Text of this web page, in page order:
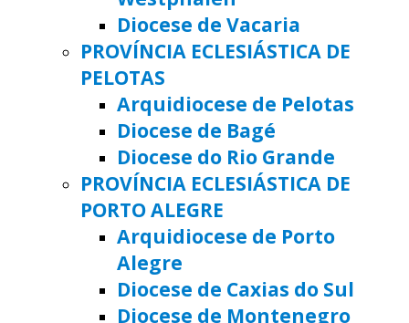
Diocese de Vacaria
PROVÍNCIA ECLESIÁSTICA DE
PELOTAS
Arquidiocese de Pelotas
Diocese de Bagé
Diocese do Rio Grande
PROVÍNCIA ECLESIÁSTICA DE
PORTO ALEGRE
Arquidiocese de Porto
Alegre
Diocese de Caxias do Sul
Diocese de Montenegro